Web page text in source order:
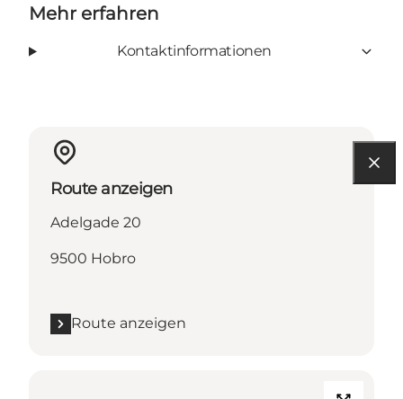
Mehr erfahren
Kontaktinformationen
Route anzeigen
Adelgade 20
9500 Hobro
Route anzeigen